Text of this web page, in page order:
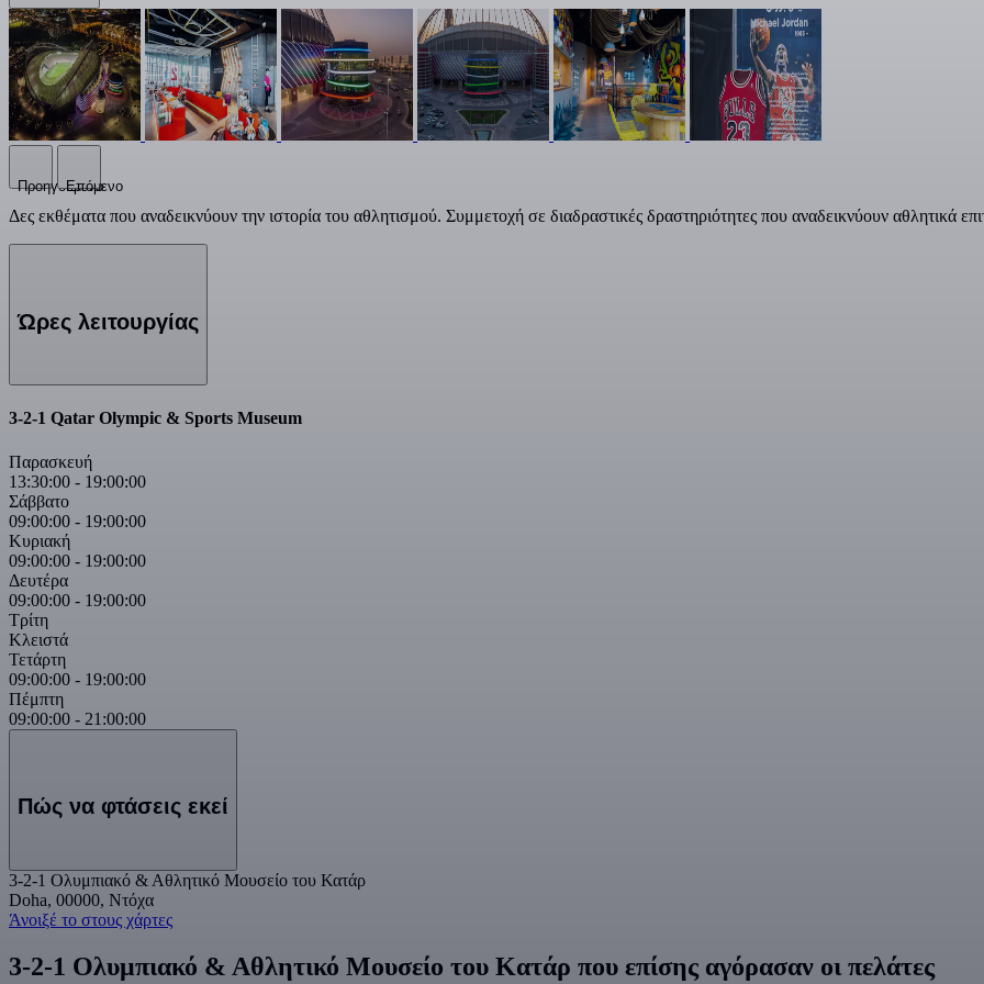
Προηγούμενο
Επόμενο
Δες εκθέματα που αναδεικνύουν την ιστορία του αθλητισμού. Συμμετοχή σε διαδραστικές δραστηριότητες που αναδεικνύουν αθλητικά
Ώρες λειτουργίας
3-2-1 Qatar Olympic & Sports Museum
Παρασκευή
13:30:00 - 19:00:00
Σάββατο
09:00:00 - 19:00:00
Κυριακή
09:00:00 - 19:00:00
Δευτέρα
09:00:00 - 19:00:00
Τρίτη
Κλειστά
Τετάρτη
09:00:00 - 19:00:00
Πέμπτη
09:00:00 - 21:00:00
Πώς να φτάσεις εκεί
3-2-1 Ολυμπιακό & Αθλητικό Μουσείο του Κατάρ
Doha, 00000, Ντόχα
Άνοιξέ το στους χάρτες
3-2-1 Ολυμπιακό & Αθλητικό Μουσείο του Κατάρ που επίσης αγόρασαν οι πελάτες